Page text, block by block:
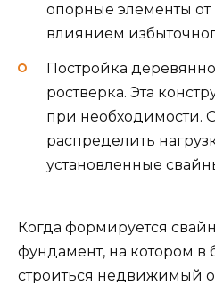
опорные элементы
влиянием
Постройка
ростверка. Эта
при необходимости.
распределить
установленные
Когда формируется
фундамент, на котором в
строиться недвижимый